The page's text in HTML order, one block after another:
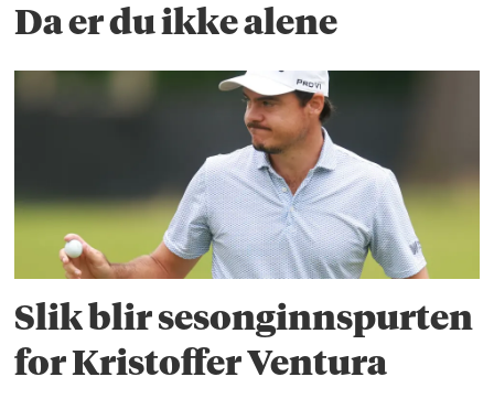
Da er du ikke alene
Slik blir sesonginnspurten
for Kristoffer Ventura